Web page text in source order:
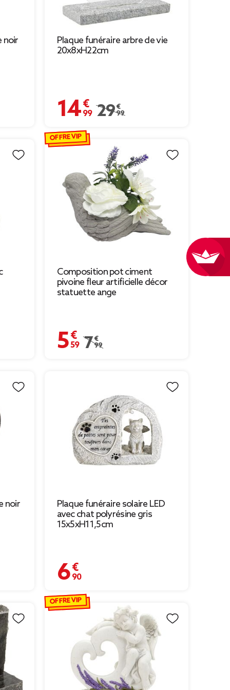
noir
€ à 13,29 €
Plaque funéraire arbre de vie
20x8xH22cm
14,99 €
Prix remisé de 29,99 € à 14,99 €
29,99 €
Composition pot ciment
pivoine fleur artificielle décor
statuette ange
5,59 €
Prix remisé de 7,99 € à 5,59 €
7,99 €
OFFRE VIP
noir
Plaque funéraire solaire LED
avec chat polyrésine gris
15x5xH11,5cm
6,90 €
OFFRE VIP